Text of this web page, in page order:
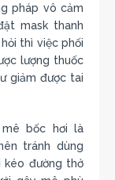
pháp vô cảm
mask thanh
thì việc phối
lượng thuốc
giảm được tai
mê bốc hơi là
tránh dùng
kéo đường thở